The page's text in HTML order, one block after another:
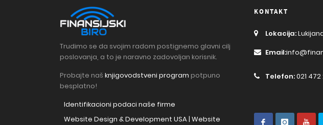
Trudimo se da svojim radom postignemo glavni cilj
poslovanja, a to je naravno zadovoljan korisnik.
Probajte naš knjigovodstveni program potpuno
besplatno!
Identifikacioni podaci naše firme
Website Design & Development USA | Website
KONTAKT
Lokacija:
Email:
Telefon:021 472